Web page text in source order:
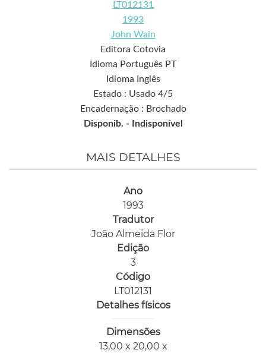
LT012131
1993
John Wain
Editora Cotovia
Idioma Português PT
Idioma Inglês
Estado : Usado 4/5
Encadernação : Brochado
Disponib. -
Indisponível
MAIS DETALHES
Ano
1993
Tradutor
João Almeida Flor
Edição
3
Código
LT012131
Detalhes físicos
Dimensões
13,00 x 20,00 x